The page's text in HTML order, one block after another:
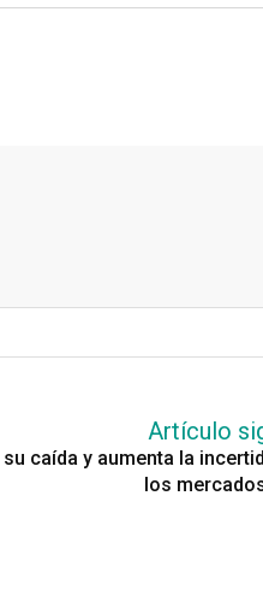
Artículo
caída y aumenta la
los